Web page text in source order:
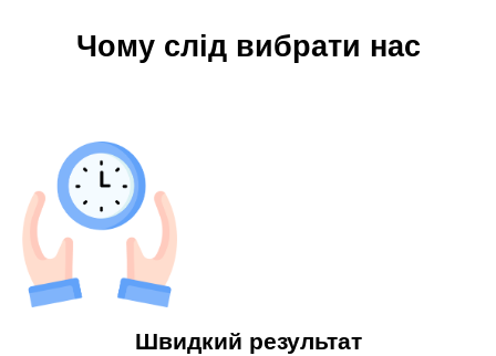
Чому слід вибрати нас
Швидкий результат